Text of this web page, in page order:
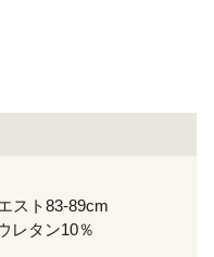
スト83-89cm
レタン10％